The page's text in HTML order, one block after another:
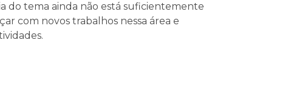
do tema ainda não está suficientemente
com novos trabalhos nessa área e